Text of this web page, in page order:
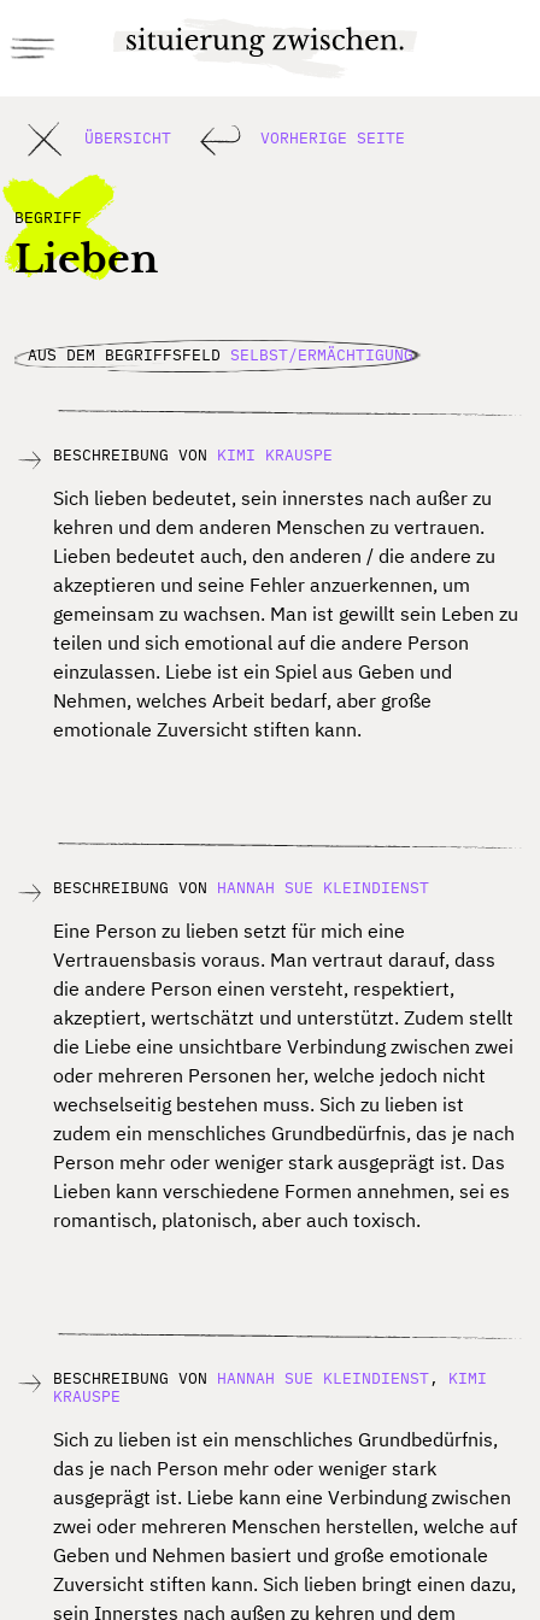
ÜBERSICHT VORHERIGE SEITE
BEGRIFF
Lieben
AUS DEM BEGRIFFSFELD SELBST/ERMÄCHTIGUNG
BESCHREIBUNG VON KIMI KRAUSPE
Sich lieben bedeutet, sein innerstes nach außer zu
kehren und dem anderen Menschen zu vertrauen.
Lieben bedeutet auch, den anderen / die andere zu
akzeptieren und seine Fehler anzuerkennen, um
gemeinsam zu wachsen. Man ist gewillt sein Leben zu
teilen und sich emotional auf die andere Person
einzulassen. Liebe ist ein Spiel aus Geben und
Nehmen, welches Arbeit bedarf, aber große
emotionale Zuversicht stiften kann.
BESCHREIBUNG VON HANNAH SUE KLEINDIENST
Eine Person zu lieben setzt für mich eine
Vertrauensbasis voraus. Man vertraut darauf, dass
die andere Person einen versteht, respektiert,
akzeptiert, wertschätzt und unterstützt. Zudem stellt
die Liebe eine unsichtbare Verbindung zwischen zwei
oder mehreren Personen her, welche jedoch nicht
wechselseitig bestehen muss. Sich zu lieben ist
zudem ein menschliches Grundbedürfnis, das je nach
Person mehr oder weniger stark ausgeprägt ist. Das
Lieben kann verschiedene Formen annehmen, sei es
romantisch, platonisch, aber auch toxisch.
BESCHREIBUNG VON HANNAH SUE KLEINDIENST, KIMI
KRAUSPE
Sich zu lieben ist ein menschliches Grundbedürfnis,
das je nach Person mehr oder weniger stark
ausgeprägt ist. Liebe kann eine Verbindung zwischen
zwei oder mehreren Menschen herstellen, welche auf
Geben und Nehmen basiert und große emotionale
Zuversicht stiften kann. Sich lieben bringt einen dazu,
sein Innerstes nach außen zu kehren und dem